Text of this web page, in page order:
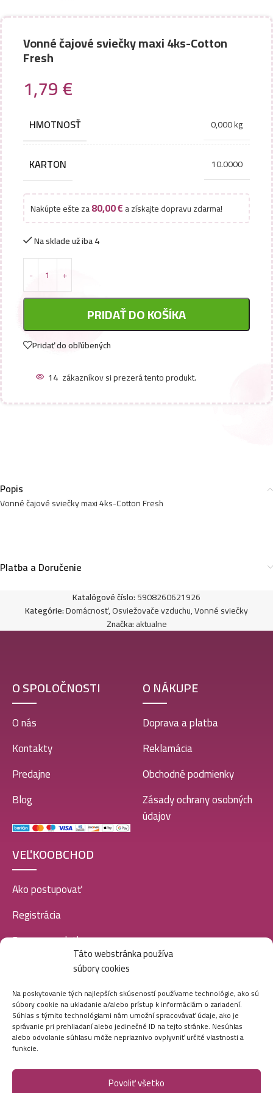
Táto webstránka používa
súbory cookies
Na poskytovanie tých najlepších skúseností používame technológie, ako sú
súbory cookie na ukladanie a/alebo prístup k informáciám o zariadení.
Súhlas s týmito technológiami nám umožní spracovávať údaje, ako je
správanie pri prehliadaní alebo jedinečné ID na tejto stránke. Nesúhlas
alebo odvolanie súhlasu môže nepriaznivo ovplyvniť určité vlastnosti a
funkcie.
Povoliť všetko
Vonné čajové sviečky maxi 4ks-Cotton
Fresh
1,79€
HMOTNOSŤ 0,000 kg
KARTON 10.0000
Nakúpte ešte za80,00€a získajte dopravu zdarma!
Na sklade už iba 4
PRIDAŤ DO KOŠÍKA
Pridať do obľúbených
14 zákazníkov si prezerá tento produkt.
Popis
Vonné čajové sviečky maxi 4ks-Cotton Fresh
Platba a Doručenie
Katalógové číslo:5908260621926
Kategórie:Domácnosť,Osviežovače vzduchu,Vonné sviečky
Značka:aktualne
O SPOLOČNOSTI
O nás
Kontakty
Predajne
Blog
O NÁKUPE
Doprava a platba
Reklamácia
Obchodné podmienky
Zásady ochrany osobných
údajov
VEĽKOOBCHOD
Ako postupovať
Registrácia
Doprava a platba
SOCIÁLNE SIETE
Marei.sk - Všetky práva vyhradené - 2026